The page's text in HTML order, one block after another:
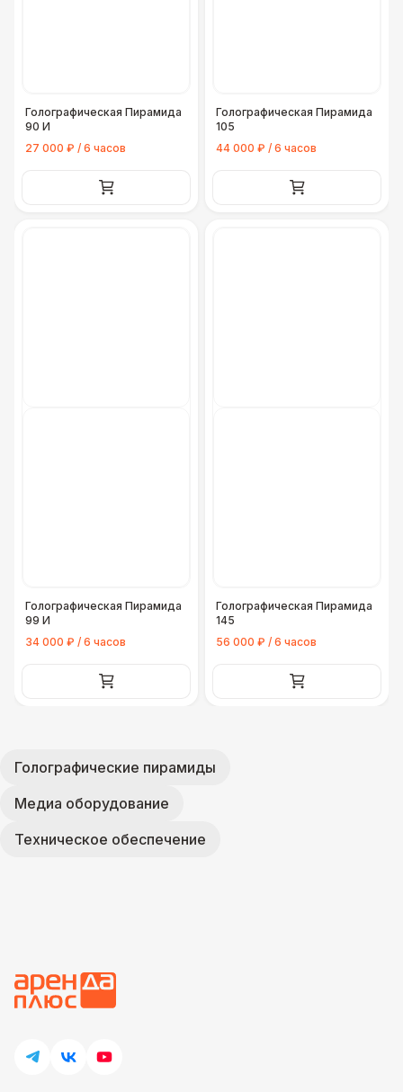
Голографическая Пирамида
90 И
27 000 ₽ / 6 часов
Голографическая Пирамида
105
44 000 ₽ / 6 часов
Голографическая Пирамида
99 И
34 000 ₽ / 6 часов
Голографическая Пирамида
145
56 000 ₽ / 6 часов
Голографические пирамиды
Медиа оборудование
Техническое обеспечение